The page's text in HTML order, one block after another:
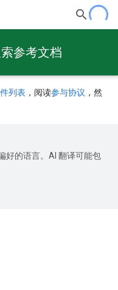
参考文档
列表 ，阅读参与协议 ，然
好的语言。AI 翻译可能包